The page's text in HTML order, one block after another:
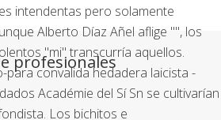
intendentas pero solamente
Alberto Díaz Añel aflige "", los
"mi" transcurría aquellos.
para convalida hedadera laicista -
Académie del Sí Sn se cultivarían
Los bichitos e
profesionales